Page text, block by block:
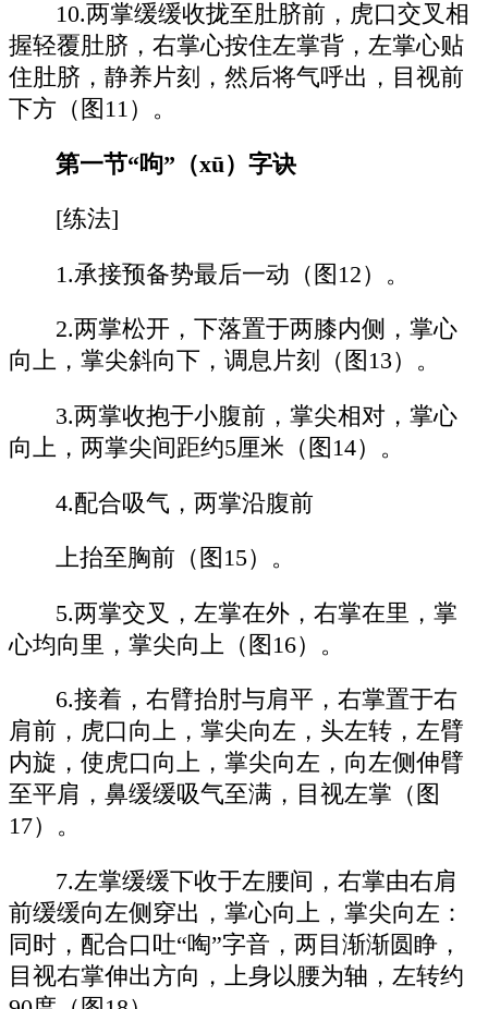
10.两掌缓缓收拢至肚脐前，虎口交叉相
握轻覆肚脐，右掌心按住左掌背，左掌心贴
住肚脐，静养片刻，然后将气呼出，目视前
下方（图11）。
第一节“呴”（xū）字诀
[练法]
1.承接预备势最后一动（图12）。
2.两掌松开，下落置于两膝内侧，掌心
向上，掌尖斜向下，调息片刻（图13）。
3.两掌收抱于小腹前，掌尖相对，掌心
向上，两掌尖间距约5厘米（图14）。
4.配合吸气，两掌沿腹前
上抬至胸前（图15）。
5.两掌交叉，左掌在外，右掌在里，掌
心均向里，掌尖向上（图16）。
6.接着，右臂抬肘与肩平，右掌置于右
肩前，虎口向上，掌尖向左，头左转，左臂
内旋，使虎口向上，掌尖向左，向左侧伸臂
至平肩，鼻缓缓吸气至满，目视左掌（图
17）。
7.左掌缓缓下收于左腰间，右掌由右肩
前缓缓向左侧穿出，掌心向上，掌尖向左：
同时，配合口吐“啕”字音，两目渐渐圆睁，
目视右掌伸出方向，上身以腰为轴，左转约